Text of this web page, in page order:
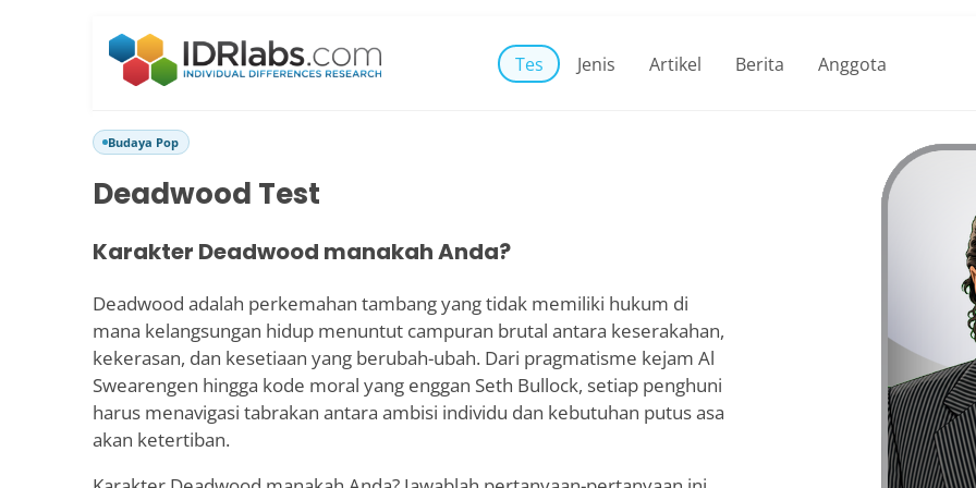
Tes Jenis Artikel Berita Anggota
Budaya Pop
Deadwood Test
Karakter Deadwood manakah Anda?
Deadwood adalah perkemahan tambang yang tidak memiliki hukum di
mana kelangsungan hidup menuntut campuran brutal antara keserakahan,
kekerasan, dan kesetiaan yang berubah-ubah. Dari pragmatisme kejam Al
Swearengen hingga kode moral yang enggan Seth Bullock, setiap penghuni
harus menavigasi tabrakan antara ambisi individu dan kebutuhan putus asa
akan ketertiban.